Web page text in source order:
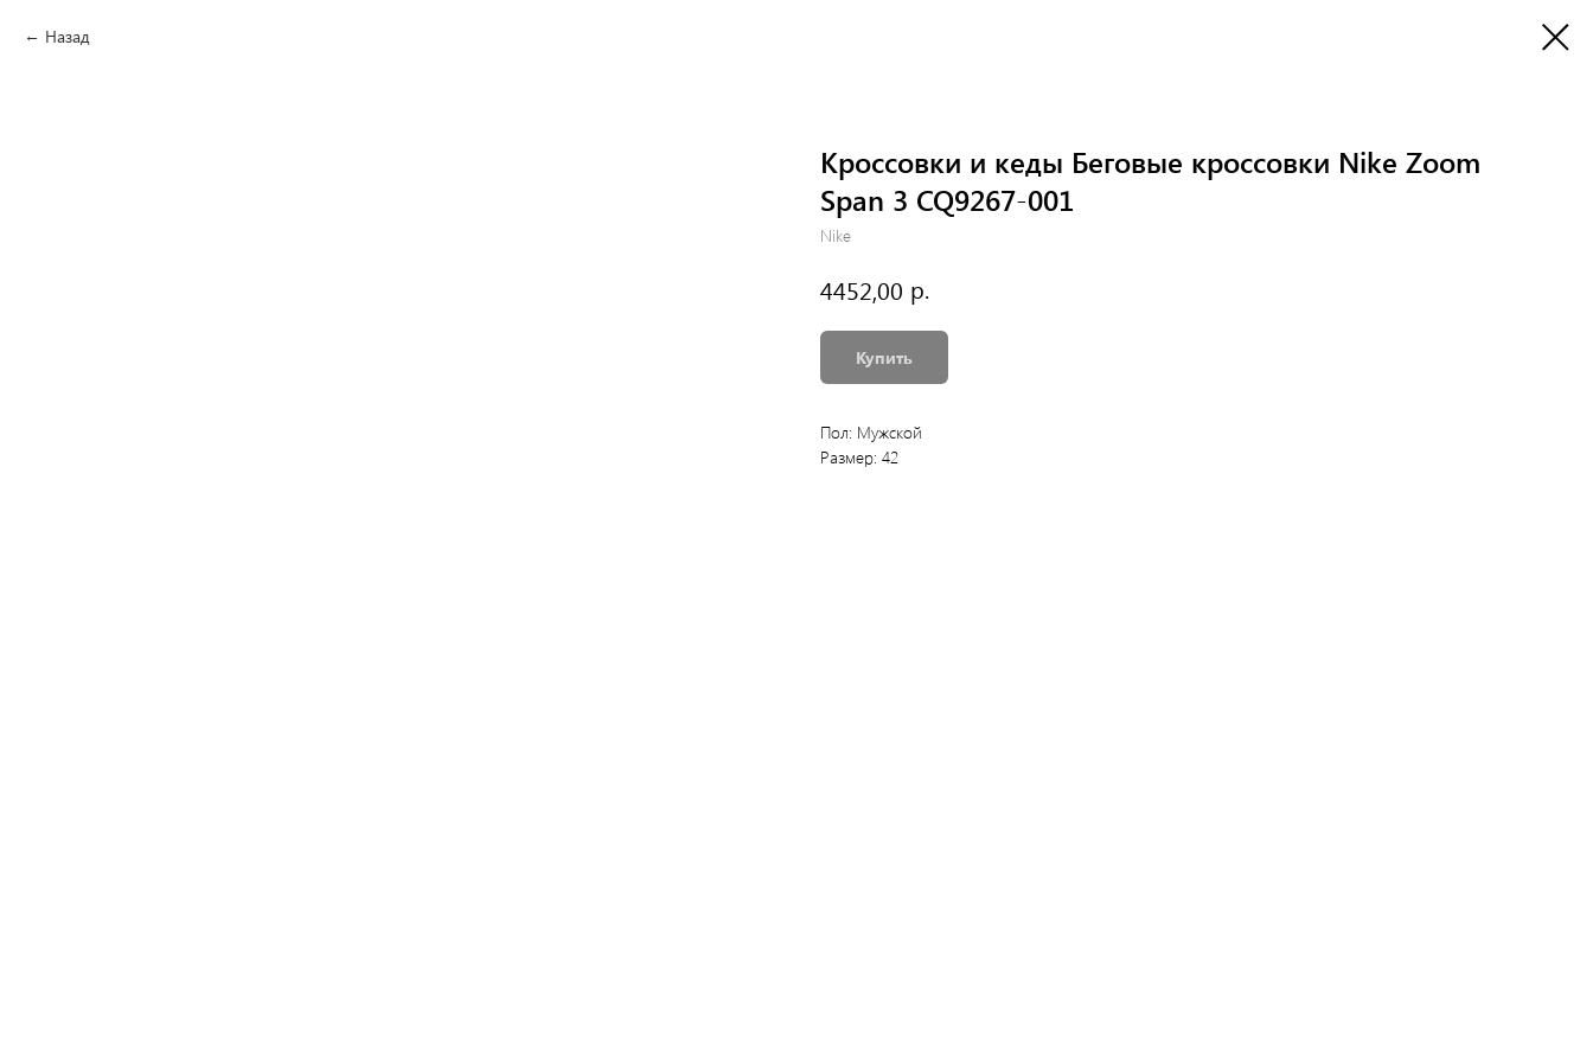
Назад
Кроссовки и кеды Беговые кроссовки Nike Zoom
Span 3 CQ9267-001
Nike
4452,00 р.
Купить
Пол: Мужской
Размер: 42